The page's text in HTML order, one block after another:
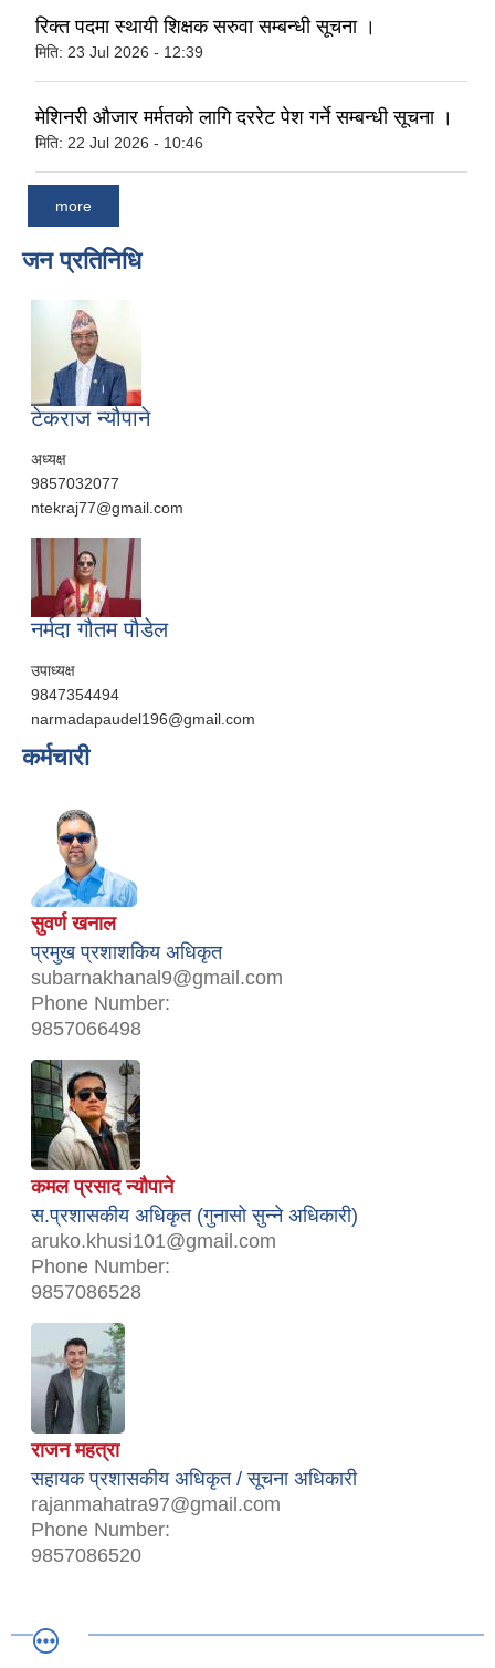
रिक्त पदमा स्थायी शिक्षक सरुवा सम्बन्धी सूचना ।
मिति: 23 Jul 2026 - 12:39
मेशिनरी औजार मर्मतको लागि दररेट पेश गर्ने सम्बन्धी सूचना ।
मिति: 22 Jul 2026 - 10:46
more
जन प्रतिनिधि
टेकराज न्यौपाने
अध्यक्ष
9857032077
ntekraj77@gmail.com
नर्मदा गौतम पौडेल
उपाध्यक्ष
9847354494
narmadapaudel196@gmail.com
कर्मचारी
सुवर्ण खनाल
प्रमुख प्रशाशकिय अधिकृत
subarnakhanal9@gmail.com
Phone Number:
9857066498
कमल प्रसाद न्यौपाने
स.प्रशासकीय अधिकृत (गुनासो सुन्ने अधिकारी)
aruko.khusi101@gmail.com
Phone Number:
9857086528
राजन महत्रा
सहायक प्रशासकीय अधिकृत / सूचना अधिकारी
rajanmahatra97@gmail.com
Phone Number:
9857086520